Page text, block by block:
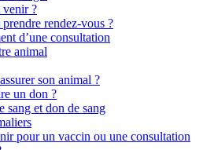
venir ?
rendez-vous ?
d’une consultation
animal
son animal ?
un don ?
sang et don de sang
pour un vaccin ou une consultation